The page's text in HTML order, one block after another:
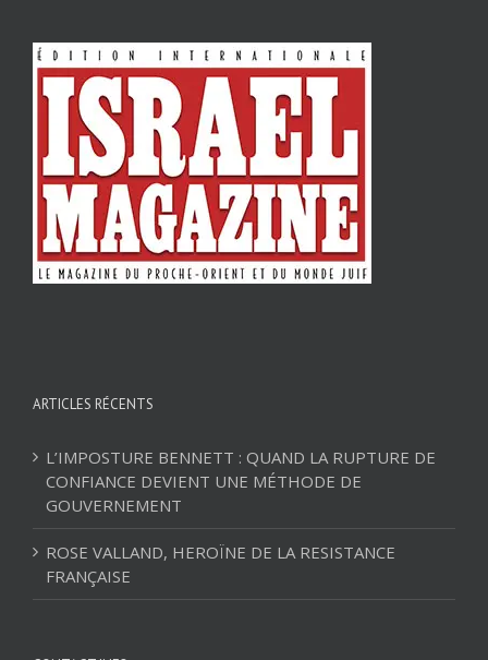
ARTICLES RÉCENTS
L’IMPOSTURE BENNETT : QUAND LA RUPTURE DE
CONFIANCE DEVIENT UNE MÉTHODE DE
GOUVERNEMENT
ROSE VALLAND, HEROÏNE DE LA RESISTANCE
FRANÇAISE